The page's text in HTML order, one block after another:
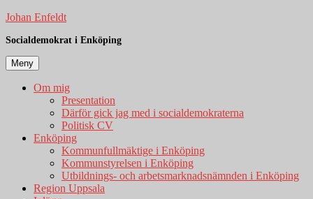
Hoppa
innehåll
Johan Enfeldt
Socialdemokrat i Enköping
Meny
Om mig
Presentation
Därför gick jag med i socialdemokraterna
Politisk CV
Enköping
Kommunfullmäktige i Enköping
Kommunstyrelsen i Enköping
Utbildnings- och arbetsmarknadsnämnden i Enköping
Region Uppsala